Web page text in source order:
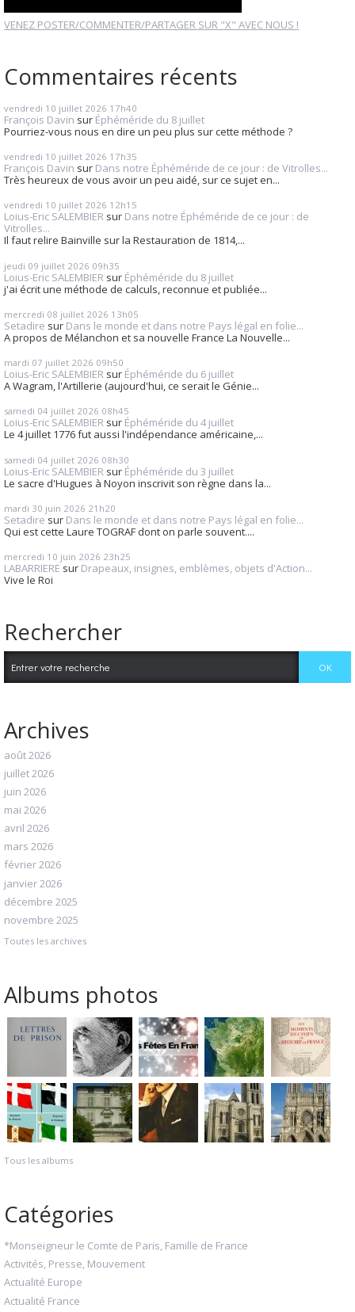
VENEZ POSTER/COMMENTER/PARTAGER SUR "X" AVEC NOUS !
Commentaires récents
vendredi 10 juillet 2026 17h40
François Davin sur Éphéméride du 8 juillet
Pourriez-vous nous en dire un peu plus sur cette méthode ?
vendredi 10 juillet 2026 17h35
François Davin sur Dans notre Éphéméride de ce jour : de Vitrolles...
Très heureux de vous avoir un peu aidé, sur ce sujet en...
vendredi 10 juillet 2026 12h15
Loius-Eric SALEMBIER sur Dans notre Éphéméride de ce jour : de
Vitrolles...
Il faut relire Bainville sur la Restauration de 1814,...
jeudi 09 juillet 2026 09h35
Loius-Eric SALEMBIER sur Éphéméride du 8 juillet
j'ai écrit une méthode de calculs, reconnue et publiée...
mercredi 08 juillet 2026 13h05
Setadire sur Dans le monde et dans notre Pays légal en folie...
A propos de Mélanchon et sa nouvelle France La Nouvelle...
mardi 07 juillet 2026 09h50
Loius-Eric SALEMBIER sur Éphéméride du 6 juillet
A Wagram, l'Artillerie (aujourd'hui, ce serait le Génie...
samedi 04 juillet 2026 08h45
Loius-Eric SALEMBIER sur Éphéméride du 4 juillet
Le 4 juillet 1776 fut aussi l'indépendance américaine,...
samedi 04 juillet 2026 08h30
Loius-Eric SALEMBIER sur Éphéméride du 3 juillet
Le sacre d'Hugues à Noyon inscrivit son règne dans la...
mardi 30 juin 2026 21h20
Setadire sur Dans le monde et dans notre Pays légal en folie...
Qui est cette Laure TOGRAF dont on parle souvent....
mercredi 10 juin 2026 23h25
LABARRIERE sur Drapeaux, insignes, emblèmes, objets d'Action...
Vive le Roi
Rechercher
Archives
août 2026
juillet 2026
juin 2026
mai 2026
avril 2026
mars 2026
février 2026
janvier 2026
décembre 2025
novembre 2025
Toutes les archives
Albums photos
Tous les albums
Catégories
*Monseigneur le Comte de Paris, Famille de France
Activités, Presse, Mouvement
Actualité Europe
Actualité France